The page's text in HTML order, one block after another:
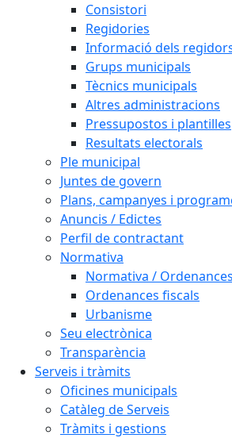
Consistori
Regidories
Informació dels
Grups municipals
Tècnics municipals
Altres administracions
Pressupostos i plantilles
Resultats electorals
Ple municipal
Juntes de govern
Plans, campanyes i
Anuncis / Edictes
Perfil de contractant
Normativa
Normativa /
Ordenances fiscals
Urbanisme
Seu electrònica
Transparència
Serveis i tràmits
Oficines municipals
Catàleg de Serveis
Tràmits i gestions